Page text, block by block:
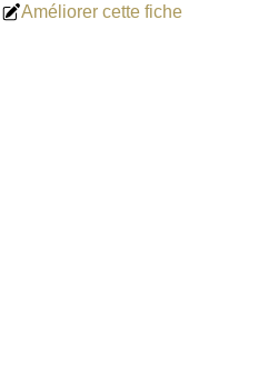
Améliorer cette fiche